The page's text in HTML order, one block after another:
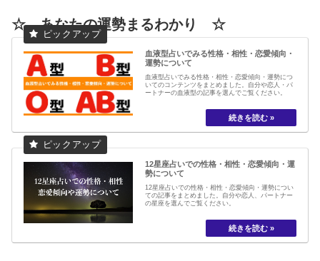
☆ あなたの運勢まるわかり ☆
血液型占いでみる性格・相性・恋愛傾向・
運勢について
血液型占いでみる性格・相性・恋愛傾向・運勢につ
いてのコンテンツをまとめました。自分や恋人・パ
ートナーの血液型の記事を選んでご覧ください。
12星座占いでの性格・相性・恋愛傾向・運
勢について
12星座占いでの性格・相性・恋愛傾向・運勢につい
ての記事をまとめました。自分や恋人、パートナー
の星座を選んでご覧ください。